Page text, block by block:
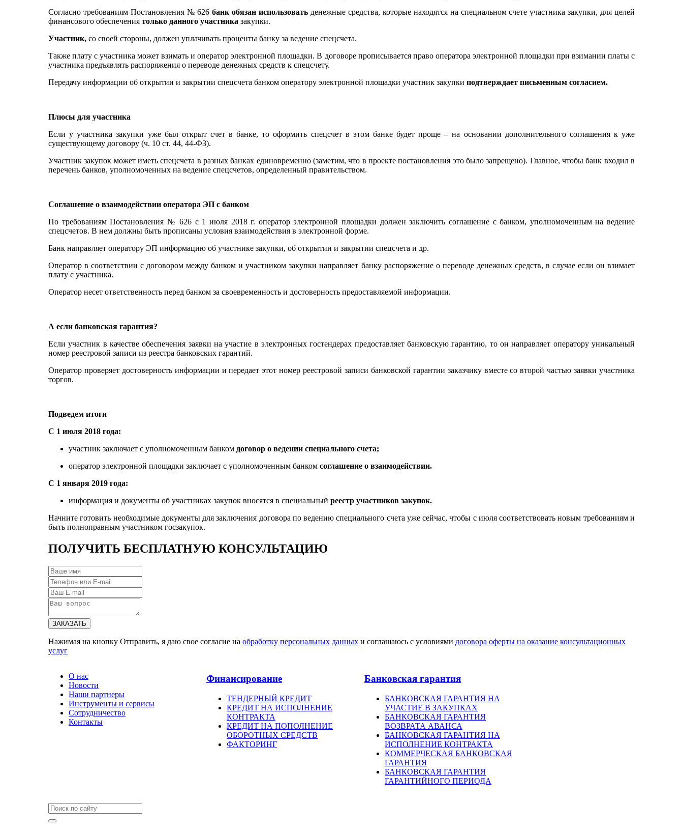
Согласно требованиям Постановления № 626банк обязан использовать денежные средства, которые находятся на специальном счете участника закупки, для целей
финансового обеспечения только данного участника закупки.
Участник, со своей стороны, должен уплачивать проценты банку за ведение спецсчета.
Также плату с участника может взимать и оператор электронной площадки. В договоре прописывается право оператора электронной площадки при взимании платы с
участника предъявлять распоряжения о переводе денежных средств к спецсчету.
Передачу информации об открытии и закрытии спецсчета банком оператору электронной площадки участник закупки подтверждает письменным согласием.
Плюсы для участника
Если у участника закупки уже был открыт счет в банке, то оформить спецсчет в этом банке будет проще – на основании дополнительного соглашения к уже
существующему договору (ч. 10 ст. 44, 44-ФЗ).
Участник закупок может иметь спецсчета в разных банках единовременно (заметим, что в проекте постановления это было запрещено). Главное, чтобы банк входил в
перечень банков, уполномоченных на ведение спецсчетов, определенный правительством.
Соглашение о взаимодействии оператора ЭП с банком
По требованиям Постановления № 626 с 1 июля 2018 г. оператор электронной площадки должен заключить соглашение с банком, уполномоченным на ведение
спецсчетов. В нем должны быть прописаны условия взаимодействия в электронной форме.
Банк направляет оператору ЭП информацию об участнике закупки, об открытии и закрытии спецсчета и др.
Оператор в соответствии с договором между банком и участником закупки направляет банку распоряжение о переводе денежных средств, в случае если он взимает
плату с участника.
Оператор несет ответственность перед банком за своевременность и достоверность предоставляемой информации.
А если банковская гарантия?
Если участник в качестве обеспечения заявки на участие в электронных гостендерах предоставляет банковскую гарантию, то он направляет оператору уникальный
номер реестровой записи из реестра банковских гарантий.
Оператор проверяет достоверность информации и передает этот номер реестровой записи банковской гарантии заказчику вместе со второй частью заявки участника
торгов.
Подведем итоги
С 1 июля 2018 года:
участник заключает с уполномоченным банком договор о ведении специального счета;
оператор электронной площадки заключает с уполномоченным банком соглашение о взаимодействии.
С 1 января 2019 года:
информация и документы об участниках закупок вносятся в специальный реестр участников закупок.
Начните готовить необходимые документы для заключения договора по ведению специального счета уже сейчас, чтобы с июля соответствовать новым требованиям и
быть полноправным участником госзакупок.
ПОЛУЧИТЬ БЕСПЛАТНУЮ КОНСУЛЬТАЦИЮ
ЗАКАЗАТЬ
Нажимая на кнопку Отправить, я даю свое согласие на обработку персональных данных и соглашаюсь с условиями договора оферты на оказание консультационных
услуг
О нас
Новости
Наши партнеры
Инструменты и сервисы
Сотрудничество
Контакты
Финансирование
ТЕНДЕРНЫЙ КРЕДИТ
КРЕДИТ НА ИСПОЛНЕНИЕ
КОНТРАКТА
КРЕДИТ НА ПОПОЛНЕНИЕ
ОБОРОТНЫХ СРЕДСТВ
ФАКТОРИНГ
Банковская гарантия
БАНКОВСКАЯ ГАРАНТИЯ НА
УЧАСТИЕ В ЗАКУПКАХ
БАНКОВСКАЯ ГАРАНТИЯ
ВОЗВРАТА АВАНСА
БАНКОВСКАЯ ГАРАНТИЯ НА
ИСПОЛНЕНИЕ КОНТРАКТА
КОММЕРЧЕСКАЯ БАНКОВСКАЯ
ГАРАНТИЯ
БАНКОВСКАЯ ГАРАНТИЯ
ГАРАНТИЙНОГО ПЕРИОДА